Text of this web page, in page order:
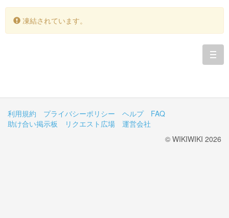
凍結されています。
利用規約 プライバシーポリシー ヘルプ
FAQ
助け合い掲示板
リクエスト広場
運営会社
© WIKIWIKI 2026